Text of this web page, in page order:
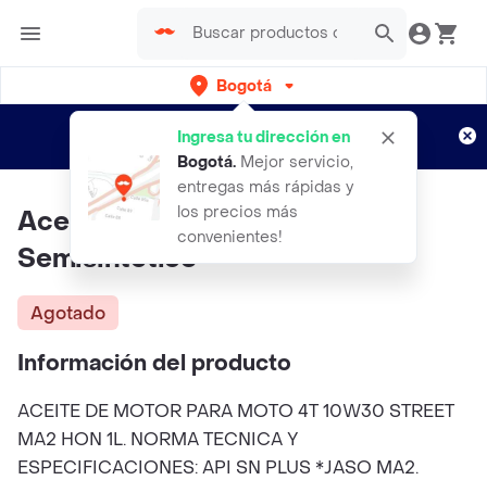
Bogotá
Ingresa tu dirección en
Bogotá. Mejor servicio,
entregas más rápidas y
los precios más
convenientes!
envíos gratis por semanas
Aplican TyC
Aceite Liqui Moly 10w-30
Semisintetico
Agotado
Información del producto
ACEITE DE MOTOR PARA MOTO 4T 10W30 STREET
MA2 HON 1L. NORMA TECNICA Y
ESPECIFICACIONES: API SN PLUS *JASO MA2.